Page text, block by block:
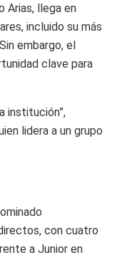
Arias, llega en
incluido su más
embargo, el
clave para
institución”,
lidera a un grupo
con cuatro
a Junior en